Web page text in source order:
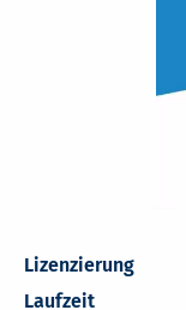
Lizenzierung
Laufzeit